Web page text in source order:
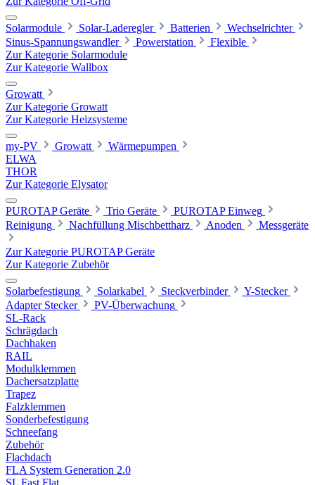
Solarmodule Solar-Laderegler Batterien
Wechselrichter
Sinus-Spannungswandler
Powerstation
Flexible
Zur Kategorie Solarmodule
Zur Kategorie Wallbox
Growatt
Zur Kategorie Growatt
Zur Kategorie Heizsysteme
my-PV Growatt
Wärmepumpen
ELWA
THOR
Zur Kategorie Elysator
PUROTAP Geräte Trio Geräte
PUROTAP Einweg
Reinigung
Nachfüllung Mischbettharz Anoden Messgeräte
Zur Kategorie PUROTAP Geräte
Zur Kategorie Zubehör
Solarbefestigung Solarkabel Steckverbinder
Y-Stecker
Adapter Stecker
PV-Überwachung
SL-Rack
Schrägdach
Dachhaken
RAIL
Modulklemmen
Dachersatzplatte
Trapez
Falzklemmen
Sonderbefestigung
Schneefang
Zubehör
Flachdach
FLA System Generation 2.0
SL Fast Flat